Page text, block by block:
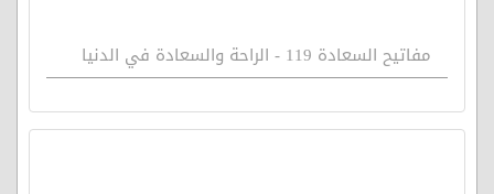
مفاتيح السعادة 119 - الراحة والسعادة في الدنيا